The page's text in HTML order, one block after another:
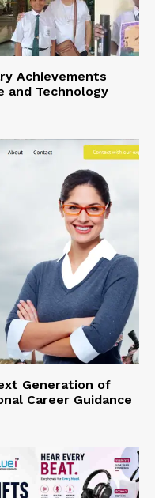
Achievements
and Technology
Generation of
Career Guidance